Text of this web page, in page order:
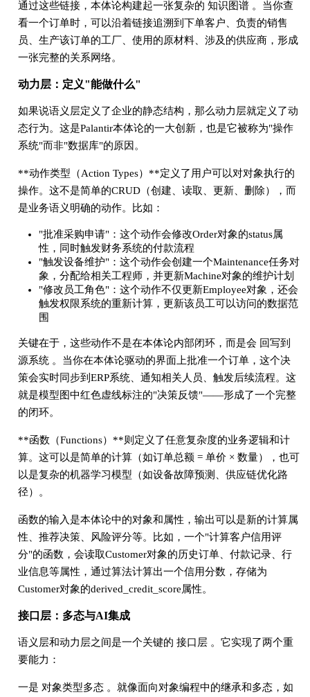
通过这些链接，本体论构建起一张复杂的 知识图谱 。当你查
看一个订单时，可以沿着链接追溯到下单客户、负责的销售
员、生产该订单的工厂、使用的原材料、涉及的供应商，形成
一张完整的关系网络。
动力层：定义"能做什么"
如果说语义层定义了企业的静态结构，那么动力层就定义了动
态行为。这是Palantir本体论的一大创新，也是它被称为"操作
系统"而非"数据库"的原因。
**动作类型（Action Types）**定义了用户可以对对象执行的
操作。这不是简单的CRUD（创建、读取、更新、删除），而
是业务语义明确的动作。比如：
"批准采购申请"：这个动作会修改Order对象的status属
性，同时触发财务系统的付款流程
"触发设备维护"：这个动作会创建一个Maintenance任务对
象，分配给相关工程师，并更新Machine对象的维护计划
"修改员工角色"：这个动作不仅更新Employee对象，还会
触发权限系统的重新计算，更新该员工可以访问的数据范
围
关键在于，这些动作不是在本体论内部闭环，而是会 回写到
源系统 。当你在本体论驱动的界面上批准一个订单，这个决
策会实时同步到ERP系统、通知相关人员、触发后续流程。这
就是模型图中红色虚线标注的"决策反馈"——形成了一个完整
的闭环。
**函数（Functions）**则定义了任意复杂度的业务逻辑和计
算。这可以是简单的计算（如订单总额 = 单价 × 数量），也可
以是复杂的机器学习模型（如设备故障预测、供应链优化路
径）。
函数的输入是本体论中的对象和属性，输出可以是新的计算属
性、推荐决策、风险评分等。比如，一个"计算客户信用评
分"的函数，会读取Customer对象的历史订单、付款记录、行
业信息等属性，通过算法计算出一个信用分数，存储为
Customer对象的derived_credit_score属性。
接口层：多态与AI集成
语义层和动力层之间是一个关键的 接口层 。它实现了两个重
要能力：
一是 对象类型多态 。就像面向对象编程中的继承和多态，如